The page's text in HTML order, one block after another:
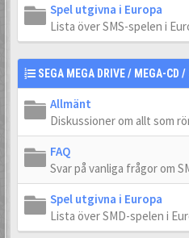
Spel utgivna i Europa
Lista över SMS-spelen i
SEGA MEGA DRIVE / MEGA-CD /
Allmänt
Diskussioner om allt som
FAQ
Svar på vanliga frågor om
Spel utgivna i Europa
Lista över SMD-spelen i